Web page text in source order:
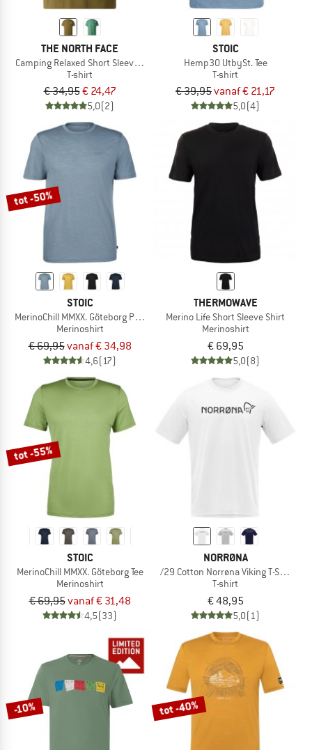
THE NORTH FACE
Camping Relaxed Short Sleeve Graphic Tee
T-shirt
€ 34,95€ 24,47
5,0(2)
STOIC
Hemp30 UtbySt. Tee
T-shirt
€ 39,95vanaf € 21,17
5,0(4)
tot -50%
STOIC
MerinoChill MMXX. Göteborg Print Tee
Merinoshirt
€ 69,95vanaf € 34,98
4,6(17)
THERMOWAVE
Merino Life Short Sleeve Shirt
Merinoshirt
€ 69,95
5,0(8)
tot -55%
STOIC
MerinoChill MMXX. Göteborg Tee
Merinoshirt
€ 69,95vanaf € 31,48
4,5(33)
NORRØNA
/29 Cotton Norrøna Viking T-Shirt
T-shirt
€ 48,95
5,0(1)
-10% tot -40%